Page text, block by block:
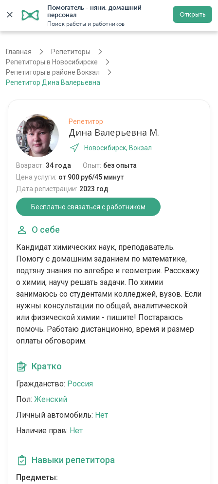
Помогатель - няни, домашний
персонал
Поиск работы и работников
Открыть
Новосибирск Регистрация
Главная
Репетиторы
Репетиторы в Новосибирске
Репетиторы в районе Вокзал
Репетитор Дина Валерьевна
Репетитор
Дина Валерьевна М.
Новосибирск, Вокзал
Возраст: 34 года Опыт: без опыта
Цена услуги: от 900 руб/45 минут
Дата регистрации: 2023 год
Бесплатно связаться с работником
О себе
Кандидат химических наук, преподаватель.
Помогу с домашним заданием по математике,
подтяну знания по алгебре и геометрии. Расскажу
о химии, научу решать задачи. По химии
занимаюсь со студентами колледжей, вузов. Если
нужны консультации по общей, аналитической
или физической химии - пишите! Постараюсь
помочь. Работаю дистанционно, время и размер
оплаты обговорим.
Кратко
Гражданство: Россия
Пол: Женский
Личный автомобиль: Нет
Наличие прав: Нет
Навыки репетитора
Предметы: